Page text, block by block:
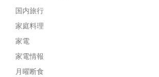
国内旅行
家庭料理
家電
家電情報
月曜断食